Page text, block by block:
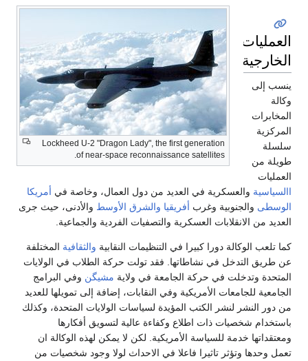
Lockheed U-2 "Dragon Lady", the first generation
of near-space reconnaissance satellites.
العمليات
الخارجية
ينسب إلى
وكالة
المخابرات
المركزية
سلسلة
طويلة من
العمليات
االسياسية والعسكرية في العديد من دول العمال، وخاصة في أمريكا
الوسطى والجنوبية وغرب أفريقيا والشرق الأوسط والأدنى، حيث جرى
العديد من الانقلابات العسكرية والتصفيات الفردية والجماعية.
كما تلعب الوكالة دورا كبيرا في التنظيمات النقابية والثقافية المختلفة
عن طريق التدخل في نشاطاتها. فقد تولت حركة الطلاب في الولايات
المتحدة وتدخلت في حركة الجامعة في ولاية مشيگن وفي البرامج
الجامعية للجامعات الأمريكية وفي النقابات، إضافة إلى تمويلها للعديد
من دور النشر لنشر الكتب المؤيدة لسياسات الولايات المتحدة، وكذلك
باستخدام شخصيات ذات اطلاع وكفاءة عالية لتسويق أفكارها
ومعتقداتها خدمة للسياسة الأمريكية. لكن لا يمكن لهذه الوكالة ان
تعمل وحدها وتؤثر تاثيرا فاعلا في الاحداث لولا وجود شخصيات من